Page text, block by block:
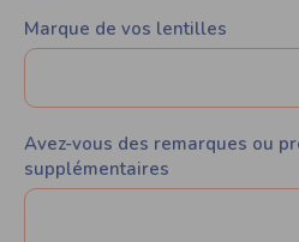
Marque de vos lentilles
Avez-vous des remarques ou
supplémentaires